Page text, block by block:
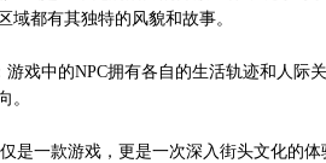
域都有其独特的风貌和故事。
戏中的NPC拥有各自的生活轨迹和人际
。
是一款游戏，更是一次深入街头文化的